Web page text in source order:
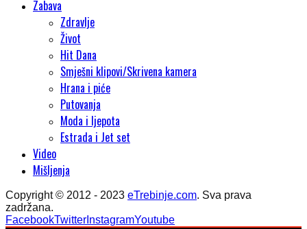
Zabava
Zdravlje
Život
Hit Dana
Smješni klipovi/Skrivena kamera
Hrana i piće
Putovanja
Moda i ljepota
Estrada i Jet set
Video
Mišljenja
Copyright © 2012 - 2023 eTrebinje.com. Sva prava
zadržana.
FacebookTwitter InstagramYoutube